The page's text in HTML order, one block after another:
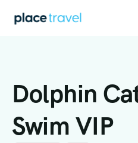
Dolphin
Swim VIP